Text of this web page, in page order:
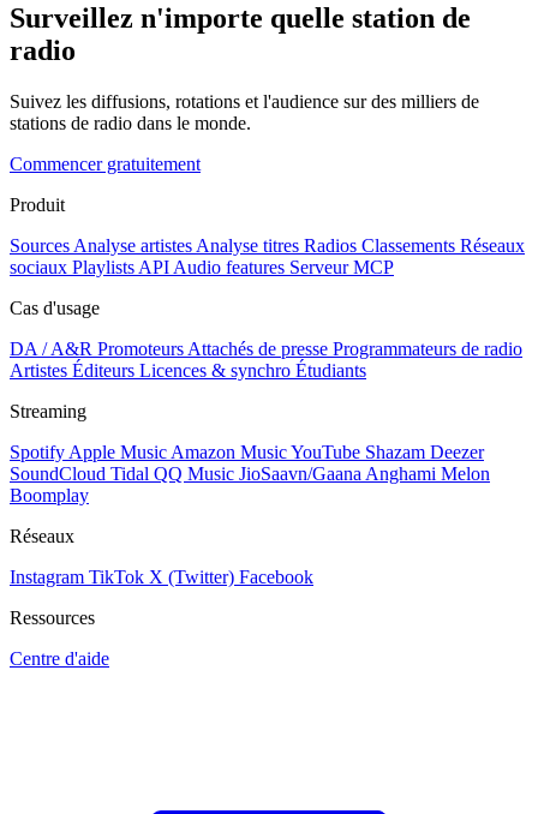
Surveillez n'importe quelle station de
radio
Suivez les diffusions, rotations et l'audience sur des milliers de
stations de radio dans le monde.
Commencer gratuitement
Produit
Sources Analyse artistes Analyse titres Radios Classements Réseaux
sociaux Playlists API Audio features Serveur MCP
Cas d'usage
DA / A&R Promoteurs Attachés de presse Programmateurs de radio
Artistes Éditeurs Licences & synchro Étudiants
Streaming
Spotify Apple Music Amazon MusicYouTube Shazam Deezer
SoundCloud Tidal QQ Music JioSaavn/Gaana Anghami Melon
Boomplay
Réseaux
Instagram TikTok X (Twitter) Facebook
Ressources
Centre d'aide